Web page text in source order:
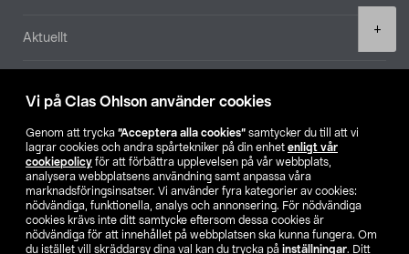
Vi på Clas Ohlson använder cookies
Genom att trycka ”Acceptera alla cookies” samtycker du till att vi
lagrar cookies och andra spårtekniker på din enhet enligt vår
cookiepolicy för att förbättra upplevelsen på vår webbplats,
analysera webbplatsens användning samt anpassa våra
marknadsföringsinsatser. Vi använder fyra kategorier av cookies:
nödvändiga, funktionella, analys och annonsering. För nödvändiga
cookies krävs inte ditt samtycke eftersom dessa cookies är
nödvändiga för att innehållet på webbplatsen ska kunna fungera. Om
du istället vill skräddarsy dina val kan du trycka på inställningar. Ditt
+
Aktuellt
Hitta butik
SE NO FI